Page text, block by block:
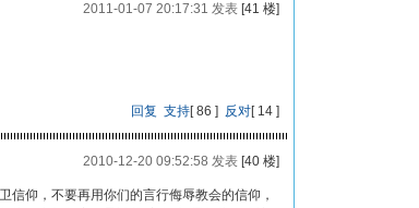
2011-01-07 20:17:31 发表[41 楼]
回复 支持[86 ] 反对[14 ]
2010-12-20 09:52:58 发表[40 楼]
信仰，不要再用你们的言行侮辱教会的信仰，